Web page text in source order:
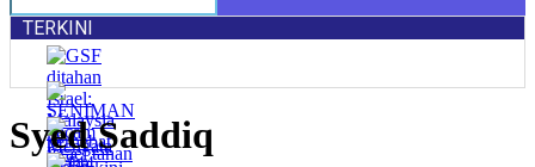
TERKINI
Syed Saddiq